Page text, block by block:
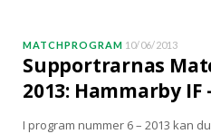
MATCHPROGRAM 10/06/2013
Supportrarnas
2013: Hammarby IF
I program nummer 6 – 2013 kan